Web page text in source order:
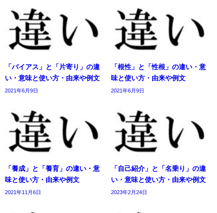
「バイアス」と「片寄り」の違
い・意味と使い方・由来や例文
2021年6月9日
「根性」と「性根」の違い・意
味と使い方・由来や例文
2021年6月9日
「養成」と「養育」の違い・意
味と使い方・由来や例文
2021年11月6日
「自己紹介」と「名乗り」の違
い・意味と使い方・由来や例文
2023年2月24日